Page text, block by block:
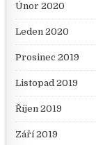
Únor 2020
Leden 2020
Prosinec 2019
Listopad 2019
Říjen 2019
Září 2019